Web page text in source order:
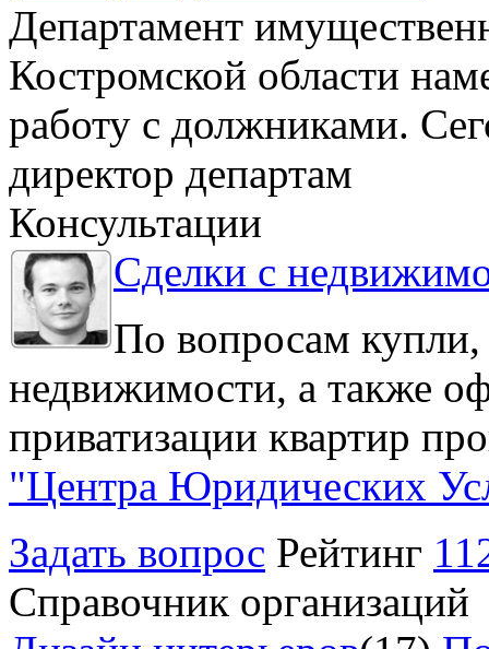
Департамент
Костромской области
работу с должниками.
директор департам
Консультации
Сделки с
По вопросам
недвижимости, а также
приватизации квартир
"Центра Юридических
Задать вопрос Рейтинг
Справочник организаций